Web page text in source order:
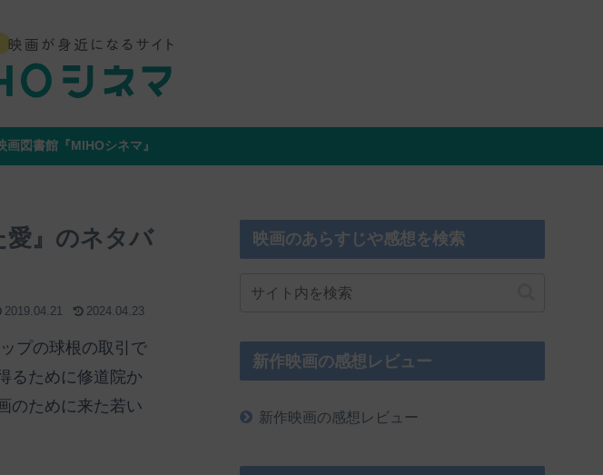
図書館『MIHOシネマ』
愛』のネタバ
2019.04.21 2024.04.23
プの球根の取引で
るために修道院か
のために来た若い
映画のあらすじや感想を検索
新作映画の感想レビュー
新作映画の感想レビュー